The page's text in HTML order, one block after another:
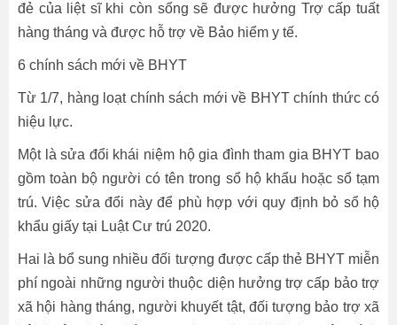
đẻ của liệt sĩ khi còn sống sẽ được hưởng Trợ cấp tuất
hàng tháng và được hỗ trợ về Bảo hiểm y tế.
6 chính sách mới về BHYT
Từ 1/7, hàng loạt chính sách mới về BHYT chính thức có
hiệu lực.
Một là sửa đổi khái niệm hộ gia đình tham gia BHYT bao
gồm toàn bộ người có tên trong sổ hộ khẩu hoặc sổ tạm
trú. Việc sửa đổi này để phù hợp với quy định bỏ sổ hộ
khẩu giấy tại Luật Cư trú 2020.
Hai là bổ sung nhiều đối tượng được cấp thẻ BHYT miễn
phí ngoài những người thuộc diện hưởng trợ cấp bảo trợ
xã hội hàng tháng, người khuyết tật, đối tượng bảo trợ xã